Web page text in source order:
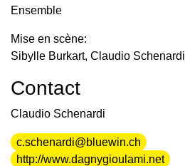
Ensemble
Mise en scène:
Sibylle Burkart, Claudio Schenardi
Contact
Claudio Schenardi
c.schenardi@bluewin.ch
http://www.dagnygioulami.net